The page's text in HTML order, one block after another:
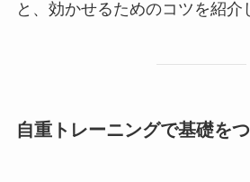
と、効かせるためのコツを紹介
自重トレーニングで基礎を